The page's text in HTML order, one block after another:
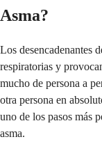
Asma?
Los desencadenantes
respiratorias y
mucho de persona a
otra persona en
uno de los pasos más
asma.